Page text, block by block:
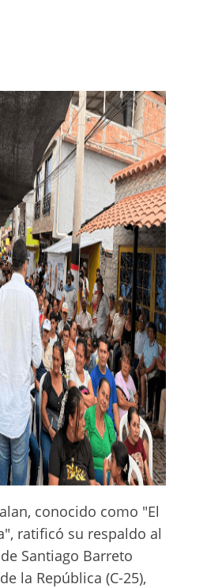
conocido como "El
ratificó su respaldo al
Santiago Barreto
la República (C-25),